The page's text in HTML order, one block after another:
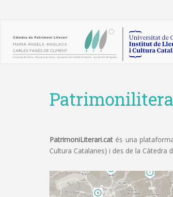
PatrimoniLiterari.cat és una
Cultura Catalanes) i des de la Càtedra